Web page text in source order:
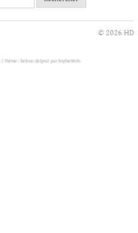
© 2026 HD
Thème : helene-delprat par SophieWeb.